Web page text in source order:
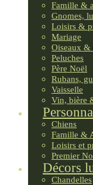
Famille &
Gnomes,
Loisirs &
Mariage
Oiseaux &
Peluches
Père Noël
Rubans,
Vaisselle
Vin, bière
Chiens
Famille &
Loisirs et
Premier
Décors
Chandelles